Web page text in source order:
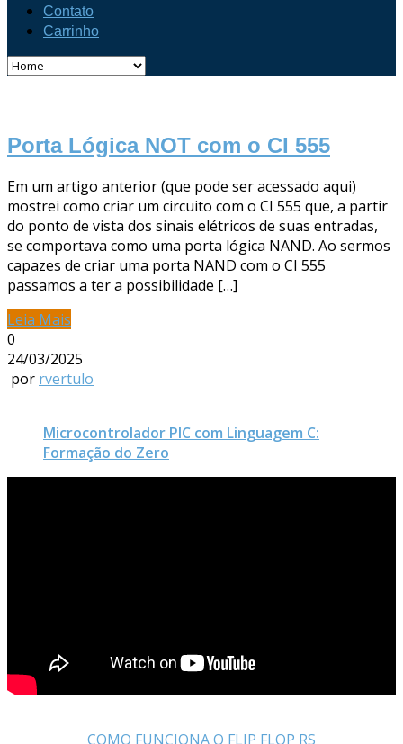
Contato
Carrinho
Porta Lógica NOT com o CI 555
Em um artigo anterior (que pode ser acessado aqui)
mostrei como criar um circuito com o CI 555 que, a partir
do ponto de vista dos sinais elétricos de suas entradas,
se comportava como uma porta lógica NAND. Ao sermos
capazes de criar uma porta NAND com o CI 555
passamos a ter a possibilidade […]
Leia Mais
0
24/03/2025
por rvertulo
Microcontrolador PIC com Linguagem C:
Formação do Zero
COMO FUNCIONA O FLIP FLOP RS